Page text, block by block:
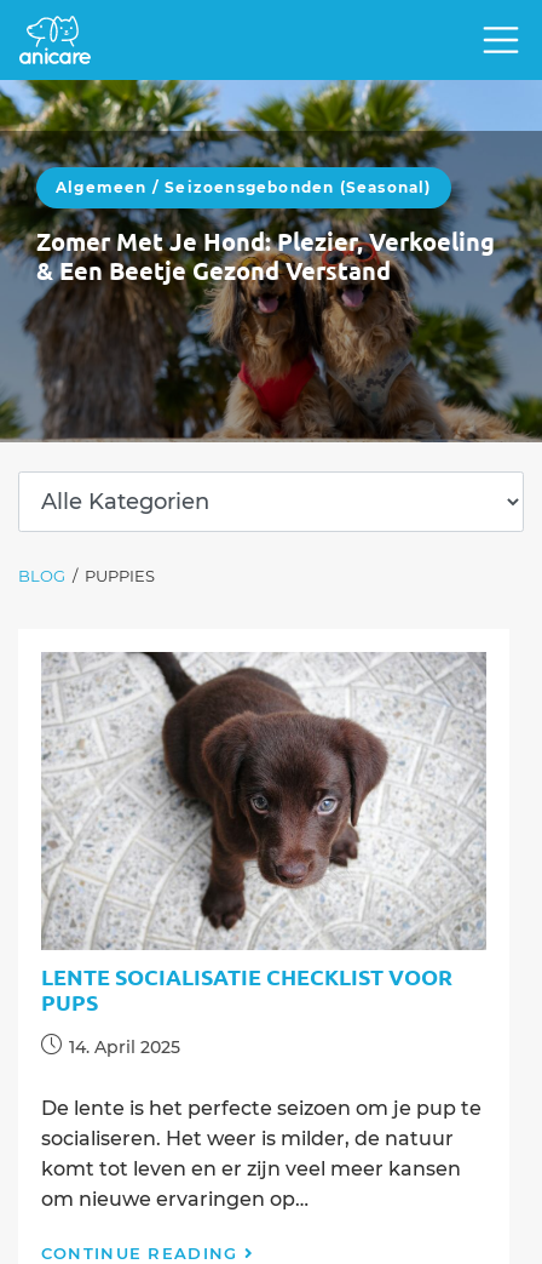
Algemeen /Seizoensgebonden (seasonal)
Zomer Met Je Hond: Plezier, Verkoeling
& Een Beetje Gezond Verstand
Zomer met een hond is heerlijk.Langere
dagen, avonturen, vakanties, strand, bergen,
picknicks en dutjes in de schaduw.Maar laten
we eerlijk…
BLOG / PUPPIES
LENTE SOCIALISATIE CHECKLIST VOOR
PUPS
Post14. April 2025
De lente is het perfecte seizoen om je pup te
socialiseren. Het weer is milder, de natuur
komt tot leven en er zijn veel meer kansen
om nieuwe ervaringen op…
CONTINUE READING